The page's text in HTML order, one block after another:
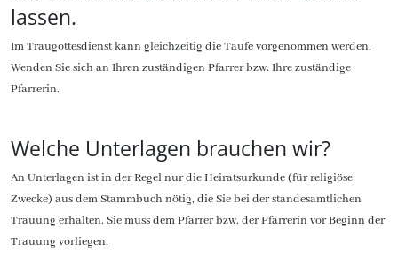
lassen.
Im Traugottesdienst kann gleichzeitig die Taufe vorgenommen werden.
Wenden Sie sich an Ihren zuständigen Pfarrer bzw. Ihre zuständige
Pfarrerin.
Welche Unterlagen brauchen wir?
An Unterlagen ist in der Regel nur die Heiratsurkunde (für religiöse
Zwecke) aus dem Stammbuch nötig, die Sie bei der standesamtlichen
Trauung erhalten. Sie muss dem Pfarrer bzw. der Pfarrerin vor Beginn der
Trauung vorliegen.